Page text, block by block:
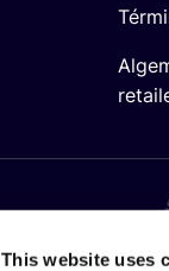
This website uses